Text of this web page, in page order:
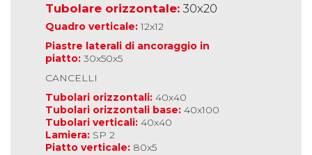
Tubolare orizzontale: 30x20
Quadro verticale:12x12
Piastre laterali di ancoraggio in
piatto: 30x50x5
CANCELLI
Tubolari orizzontali: 40x40
Tubolari orizzontali base: 40x100
Tubolari verticali: 40x40
Lamiera: SP 2
Piatto verticale: 80x5